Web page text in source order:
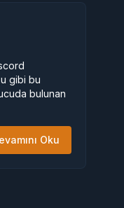
gibi bu
bulunan
Oku